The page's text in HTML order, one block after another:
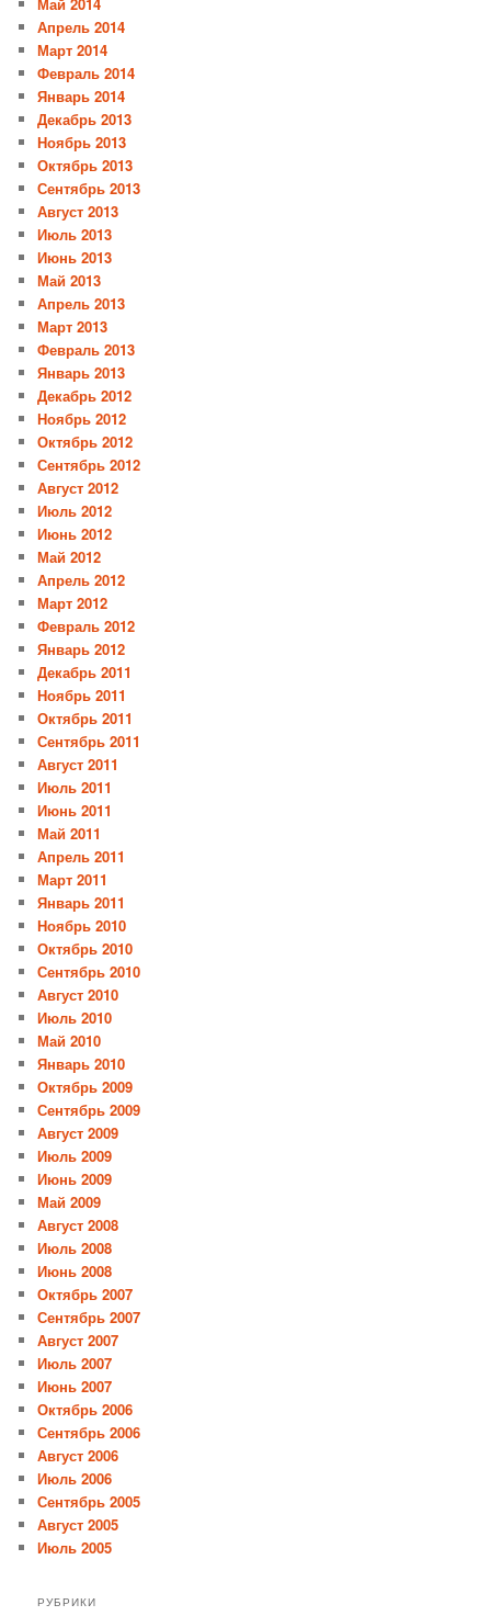
Апрель 2014
Март 2014
Февраль 2014
Январь 2014
Декабрь 2013
Ноябрь 2013
Октябрь 2013
Сентябрь 2013
Август 2013
Июль 2013
Июнь 2013
Май 2013
Апрель 2013
Март 2013
Февраль 2013
Январь 2013
Декабрь 2012
Ноябрь 2012
Октябрь 2012
Сентябрь 2012
Август 2012
Июль 2012
Июнь 2012
Май 2012
Апрель 2012
Март 2012
Февраль 2012
Январь 2012
Декабрь 2011
Ноябрь 2011
Октябрь 2011
Сентябрь 2011
Август 2011
Июль 2011
Июнь 2011
Май 2011
Апрель 2011
Март 2011
Январь 2011
Ноябрь 2010
Октябрь 2010
Сентябрь 2010
Август 2010
Июль 2010
Май 2010
Январь 2010
Октябрь 2009
Сентябрь 2009
Август 2009
Июль 2009
Июнь 2009
Май 2009
Август 2008
Июль 2008
Июнь 2008
Октябрь 2007
Сентябрь 2007
Август 2007
Июль 2007
Июнь 2007
Октябрь 2006
Сентябрь 2006
Август 2006
Июль 2006
Сентябрь 2005
Август 2005
Июль 2005
РУБРИКИ